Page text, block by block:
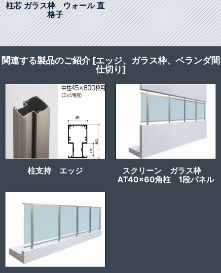
柱芯 ガラス枠 ウォール 直
格子
関連する製品のご紹介 [エッジ、ガラス枠、ベランダ間
仕切り]
柱支持 エッジ
スクリーン ガラス枠
AT40x60角柱 1段パネル